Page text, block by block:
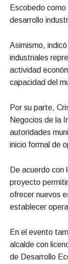
Escobedo como
desarrollo
Asimismo,
industriales
actividad
capacidad del
Por su parte,
Negocios de la
autoridades
inicio formal de
De acuerdo con
proyecto
ofrecer nuevos
establecer
En el evento
alcalde con
de Desarrollo